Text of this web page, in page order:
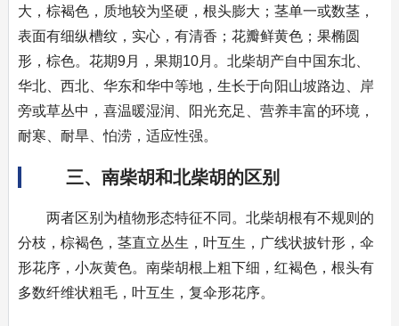
大，棕褐色，质地较为坚硬，根头膨大；茎单一或数茎，
表面有细纵槽纹，实心，有清香；花瓣鲜黄色；果椭圆
形，棕色。花期9月，果期10月。北柴胡产自中国东北、
华北、西北、华东和华中等地，生长于向阳山坡路边、岸
旁或草丛中，喜温暖湿润、阳光充足、营养丰富的环境，
耐寒、耐旱、怕涝，适应性强。
三、南柴胡和北柴胡的区别
两者区别为植物形态特征不同。北柴胡根有不规则的
分枝，棕褐色，茎直立丛生，叶互生，广线状披针形，伞
形花序，小灰黄色。南柴胡根上粗下细，红褐色，根头有
多数纤维状粗毛，叶互生，复伞形花序。